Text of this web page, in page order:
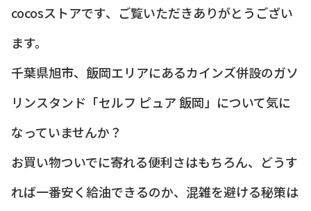
cocosストアです、ご覧いただきありがとうござい
ます。
千葉県旭市、飯岡エリアにあるカインズ併設のガソ
リンスタンド「セルフ ピュア 飯岡」について気に
なっていませんか？
お買い物ついでに寄れる便利さはもちろん、どうす
れば一番安く給油できるのか、混雑を避ける秘策は